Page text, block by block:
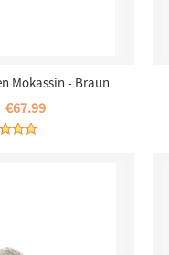
Mokassin - Braun
€67.99